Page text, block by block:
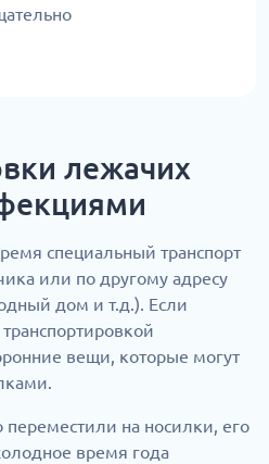
лежачих
специальный транспорт
или по другому адресу
дом и т.д.). Если
вещи, которые могут
переместили на носилки, его
время года